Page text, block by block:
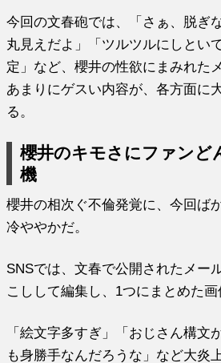
今回の文春砲では、「さぁ、脱ぎ
丸見えだよ」「ツルツルにしとい
定」など、櫻井の性欲にまみれた
あまりにゲスい内容が、各方面に
る。
櫻井のキモさにファンど
機
櫻井の相次ぐ不倫発覚に、今回ば
冷ややかだ。
SNSでは、文春で公開されたメー
こしして編集し、1つにまとめた画
「絵文字多すぎ」「おじさん構文
も身勝手なんだろうな」など大炎